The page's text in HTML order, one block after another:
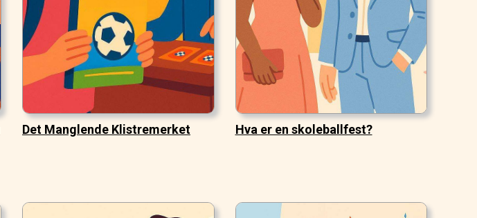
Det Manglende Klistremerket Hva er en skoleballfest?